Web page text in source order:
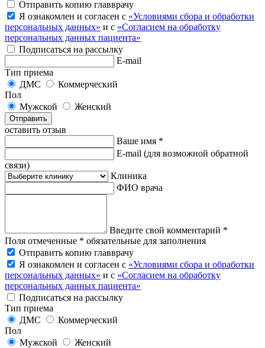
Отправить копию главврачу
Я ознакомлен и согласен с «Условиями сбора и обработки
персональных данных» и с «Согласием на обработку
персональных данных пациента»
Подписаться на рассылку
E-mail
Тип приема
ДМС
Коммерческий
Пол
Мужской
Женский
Отправить
оставить отзыв
Ваше имя *
E-mail (для возможной обратной
связи)
Клиника
ФИО врача
Введите свой комментарий *
Поля отмеченные * обязательные для заполнения
Отправить копию главврачу
Я ознакомлен и согласен с «Условиями сбора и обработки
персональных данных» и с «Согласием на обработку
персональных данных пациента»
Подписаться на рассылку
Тип приема
ДМС
Коммерческий
Пол
Мужской
Женский